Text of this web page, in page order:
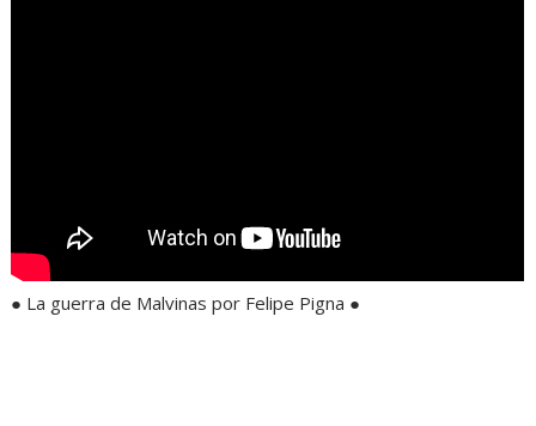
● La guerra de Malvinas por Felipe Pigna ●